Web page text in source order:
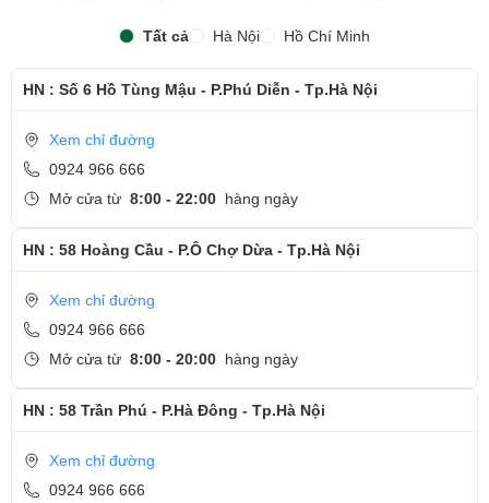
Tất cả Hà Nội Hồ Chí Minh
HN : Số 6 Hồ Tùng Mậu - P.Phú Diễn - Tp.Hà Nội
Xem chỉ đường
0924 966 666
Mở cửa từ 8:00 - 22:00 hàng ngày
HN : 58 Hoàng Cầu - P.Ô Chợ Dừa - Tp.Hà Nội
Xem chỉ đường
0924 966 666
Mở cửa từ 8:00 - 20:00 hàng ngày
HN : 58 Trần Phú - P.Hà Đông - Tp.Hà Nội
Xem chỉ đường
0924 966 666